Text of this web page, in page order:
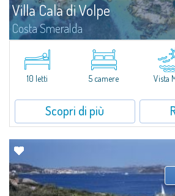
Villa Cala di Volpe
Costa Smeralda
Vi diamo il benvenuto a Villa Cala di Volpe,
mare e vera e propria penisola privata di circa
le coste cristalline della prestigiosa Baia Cala di
10 letti 5 camere Vista
Scopri di più